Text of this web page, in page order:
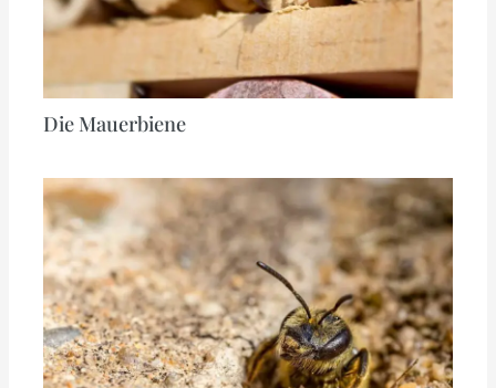
Die Mauerbiene